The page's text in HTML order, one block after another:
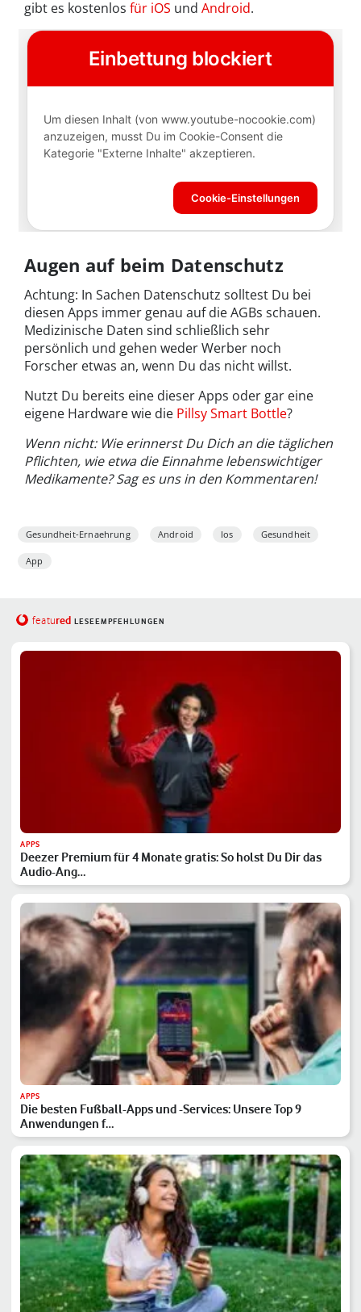
gibt es kostenlos für iOS und Android.
Augen auf beim Datenschutz
Achtung: In Sachen Datenschutz solltest Du bei
diesen Apps immer genau auf die AGBs schauen.
Medizinische Daten sind schließlich sehr
persönlich und gehen weder Werber noch
Forscher etwas an, wenn Du das nicht willst.
Nutzt Du bereits eine dieser Apps oder gar eine
eigene Hardware wie die Pillsy Smart Bottle?
Wenn nicht: Wie erinnerst Du Dich an die täglichen
Pflichten, wie etwa die Einnahme lebenswichtiger
Medikamente? Sag es uns in den Kommentaren!
Gesundheit-Ernaehrung Android Ios Gesundheit
App
featured LESEEMPFEHLUNGEN
APPS
Deezer Premium für 4 Monate gratis: So holst Du Dir das
Audio-Ang…
APPS
Die besten Fußball-Apps und -Services: Unsere Top 9
Anwendungen f…